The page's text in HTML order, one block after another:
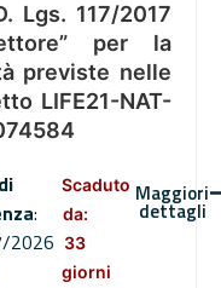
Lgs. 117/2017
per la
previste nelle
LIFE21-NAT-
:
2026
Scaduto
da:
33
giorni
Maggiori
dettagli